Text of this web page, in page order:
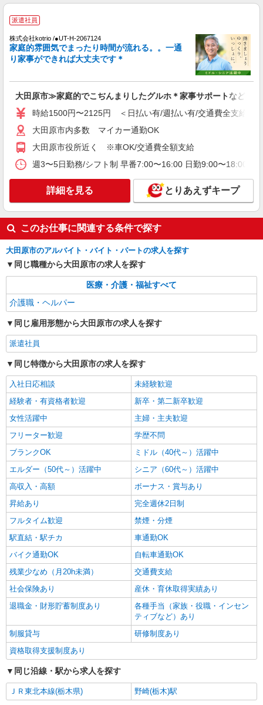
派遣社員
株式会社kotrio /●UT-H-2099818
介護は人生のサポーター。サ高住STAFF募
時給1500円〜2150円 ＜日払い有/週払い有/交
通費全支給(ガソリン代含む)＞
大田原市
詳細を見る
派遣社員
株式会社kotrio /●UT-H-2051178
タッフ★＠大田原市
時給1500円〜2125円 ＜日払い有/週払い有/交
大田原市
詳細を見る
派遣社員
株式会社kotrio /●UT-H-2011870
≪大田原市≫夜勤なし！未経験・ブランクOK
時給1500円〜2125円 ＜日払い有/週払い有/交
詳細を見る
派遣社員
株式会社kotrio /●UT-H-1733241
＜大田原市＞障がい者デイサービスSTAFF＊
40代・50代も活躍中
時給1500円〜2125円 ＜日払い有/週払い有/交
通費全支給(ガソリン代含む)＞
大田原市内多数 マイカー通勤OK
キープ 詳細を見る
派遣社員
株式会社kotrio /●UT-H-2067124
家庭的雰囲気でまったり時間が流れる。。一通
り家事ができれば大丈夫です＊
大田原市≫家庭的でこぢんまりしたグルホ＊家事サポートなど
時給1500円〜2125円 ＜日払い有/週払い有/交通費全支給(ガ
大田原市内多数 マイカー通勤OK
大田原市役所近く ※車OK/交通費全額支給
週3〜5日勤務/シフト制 早番7:00〜16:00 日勤9:00〜18:00
詳細を見る とりあえずキープ
このお仕事に関連する条件で探す
大田原市のアルバイト・バイト・パートの求人を探す
同じ職種から大田原市の求人を探す
医療・介護・福祉すべて
介護職・ヘルパー
同じ雇用形態から大田原市の求人を探す
派遣社員
同じ特徴から大田原市の求人を探す
入社日応相談
未経験歓迎
経験者・有資格者歓迎
新卒・第二新卒歓迎
女性活躍中
主婦・主夫歓迎
フリーター歓迎
学歴不問
ブランクOK
ミドル（40代～）活躍中
エルダー（50代～）活躍中
シニア（60代～）活躍中
高収入・高額
ボーナス・賞与あり
昇給あり
完全週休2日制
フルタイム歓迎
禁煙・分煙
駅直結・駅チカ
車通勤OK
バイク通勤OK
自転車通勤OK
残業少なめ（月20h未満）
交通費支給
社会保険あり
産休・育休取得実績あり
退職金・財形貯蓄制度あり
各種手当（家族・役職・インセン
ティブなど）あり
制服貸与
研修制度あり
資格取得支援制度あり
同じ沿線・駅から求人を探す
ＪＲ東北本線(栃木県) 野崎(栃木)駅